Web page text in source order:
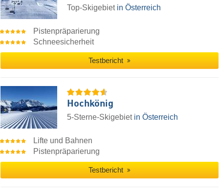
Top-Skigebiet in Österreich
Pistenpräparierung
Schneesicherheit
Testbericht
Hochkönig
5-Sterne-Skigebiet in Österreich
Lifte und Bahnen
Pistenpräparierung
Testbericht